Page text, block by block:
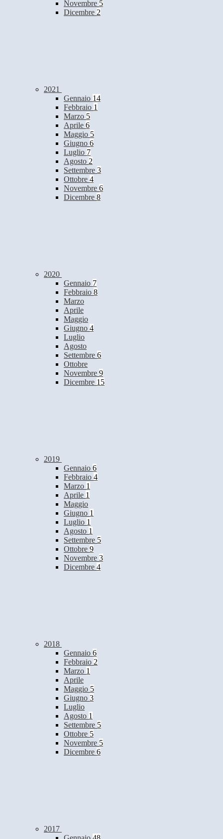
Novembre 5
Dicembre 2
2021
Gennaio 14
Febbraio 1
Marzo 5
Aprile 6
Maggio 5
Giugno 6
Luglio 7
Agosto 2
Settembre 3
Ottobre 4
Novembre 6
Dicembre 8
2020
Gennaio 7
Febbraio 8
Marzo
Aprile
Maggio
Giugno 4
Luglio
Agosto
Settembre 6
Ottobre
Novembre 9
Dicembre 15
2019
Gennaio 6
Febbraio 4
Marzo 1
Aprile 1
Maggio
Giugno 1
Luglio 1
Agosto 1
Settembre 5
Ottobre 9
Novembre 3
Dicembre 4
2018
Gennaio 6
Febbraio 2
Marzo 1
Aprile
Maggio 5
Giugno 3
Luglio
Agosto 1
Settembre 5
Ottobre 5
Novembre 5
Dicembre 6
2017